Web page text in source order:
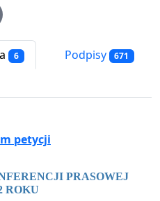
6 Podpisy 671
petycji
PRASOWEJ
ROKU